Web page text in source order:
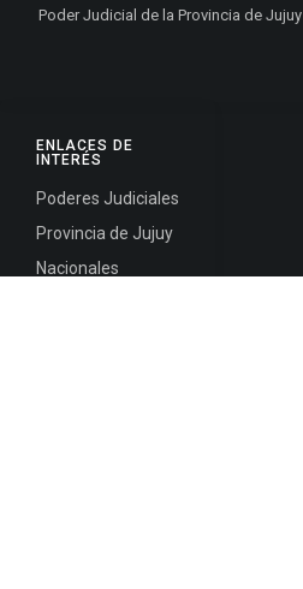
ENLACES DE
INTERÉS
Poderes Judiciales
Provincia de Jujuy
Nacionales
Poder Judicial de la Provincia de Jujuy